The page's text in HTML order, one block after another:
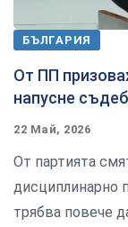
БЪЛГАРИЯ
От ПП
напусне
22 Май, 2026
От партията
дисциплинарно
трябва повече